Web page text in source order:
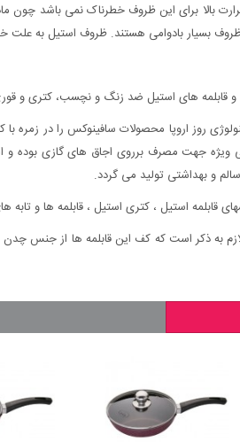
بالا برای این ظروف خطرناک نمی باشد
بسیار بادوامی هستند. ظروف استیل به
و قابلمه های استیل ضد زنگ و نچسب، کتری و
روز اروپا محصولات سافینوکس را در
و بهداشتی تولید می گردد.
قابلمه استیل ، کتری استیل ، قابلمه ها و
به ذکر است که کف این قابلمه ها از جنس